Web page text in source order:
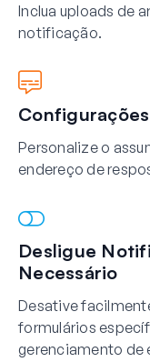
Inclua uploads de
notificação.
Personalize o
endereço de
Desligue
Necessário
Desative
formulários
gerenciamento de